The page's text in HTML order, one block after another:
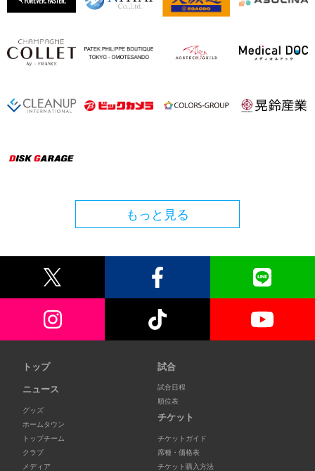
もっと見る
トップ
ニュース
グッズ
ホームタウン
トップチーム
クラブ
メディア
試合
試合日程
順位表
チケット
チケットガイド
席種・価格表
チケット購入方法